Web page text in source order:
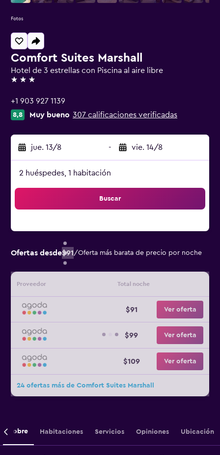
Comfort Suites Marshall
Hotel de 3 estrellas con Piscina al aire libre
3 estrellas
+1 903 927 1139
8,8 Muy bueno 307 calificaciones verificadas
jue. 13/8 - vie. 14/8
2 huéspedes, 1 habitación
Buscar
Ofertas desde$91/Oferta más barata de precio por noche
Proveedor Total noche
$91 Ver oferta
$99 Ver oferta
$109 Ver oferta
24 ofertas más de Comfort Suites Marshall
Fotos
Sobre Habitaciones Servicios Opiniones Ubicación